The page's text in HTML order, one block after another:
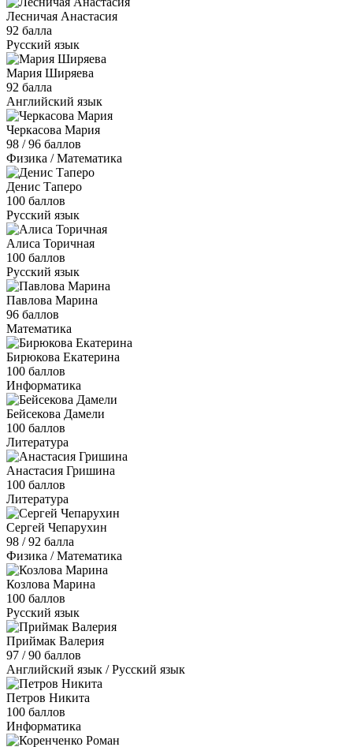
Лесничая Анастасия
92 балла
Русский язык
Мария Ширяева
92 балла
Английский язык
Черкасова Мария
98 / 96 баллов
Физика / Математика
Денис Таперо
100 баллов
Русский язык
Алиса Торичная
100 баллов
Русский язык
Павлова Марина
96 баллов
Математика
Бирюкова Екатерина
100 баллов
Информатика
Бейсекова Дамели
100 баллов
Литература
Анастасия Гришина
100 баллов
Литература
Сергей Чепарухин
98 / 92 балла
Физика / Математика
Козлова Марина
100 баллов
Русский язык
Приймак Валерия
97 / 90 баллов
Английский язык / Русский язык
Петров Никита
100 баллов
Информатика